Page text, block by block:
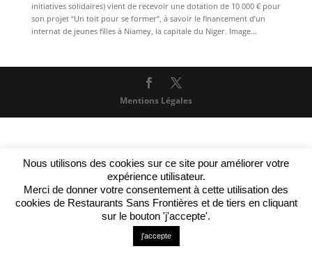
initiatives solidaires) vient de recevoir une dotation de 10 000 € pour
son projet “Un toit pour se former”, à savoir le financement d’un
internat de jeunes filles à Niamey, la capitale du Niger. Image...
Mentions Légales
Nous utilisons des cookies sur ce site pour améliorer votre
expérience utilisateur.
Merci de donner votre consentement à cette utilisation des
cookies de Restaurants Sans Frontières et de tiers en cliquant
sur le bouton 'j'accepte'.
j'accepte